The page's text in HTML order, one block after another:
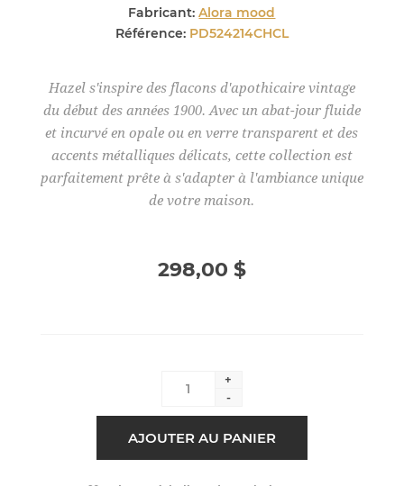
Fabricant: Alora mood
Référence: PD524214CHCL
Hazel s'inspire des flacons d'apothicaire vintage
du début des années 1900. Avec un abat-jour fluide
et incurvé en opale ou en verre transparent et des
accents métalliques délicats, cette collection est
parfaitement prête à s'adapter à l'ambiance unique
de votre maison.
298,00 $
+
-